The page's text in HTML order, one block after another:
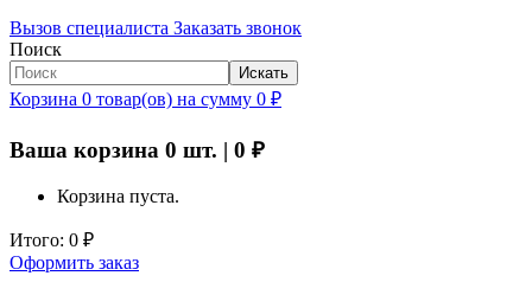
Вызов специалиста Заказать звонок
Поиск
Искать
Корзина 0 товар(ов) на сумму 0 ₽
Ваша корзина 0 шт. | 0 ₽
Корзина пуста.
Итого: 0 ₽
Оформить заказ